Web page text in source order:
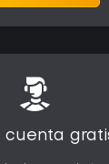
cuenta